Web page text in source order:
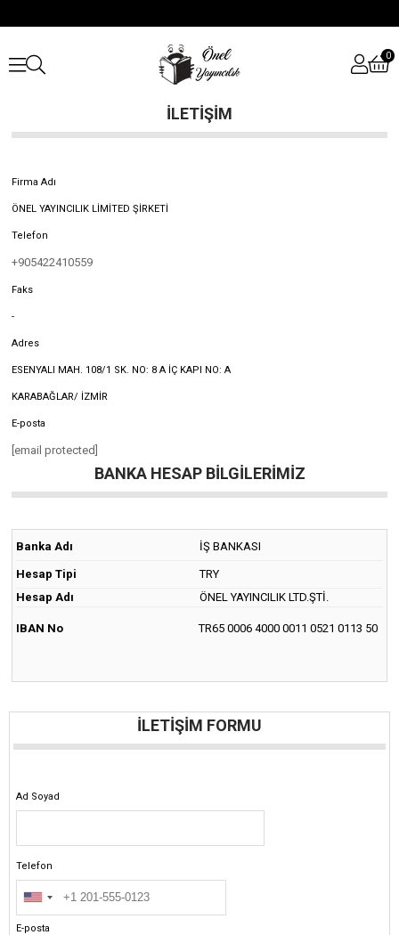
0
İLETIŞIM
Firma Adı
ÖNEL YAYINCILIK LİMİTED ŞİRKETİ
Telefon
+905422410559
Faks
-
Adres
ESENYALI MAH. 108/1 SK. NO: 8 A İÇ KAPI NO: A
KARABAĞLAR/ İZMİR
E-posta
[email protected]
BANKA HESAP BILGILERIMIZ
Banka Adı İŞ BANKASI
Hesap Tipi
TRY
Hesap Adı
ÖNEL YAYINCILIK LTD.ŞTİ.
IBAN No TR65 0006 4000 0011 0521 0113 50
İLETIŞIM FORMU
Ad Soyad
Telefon
E-posta